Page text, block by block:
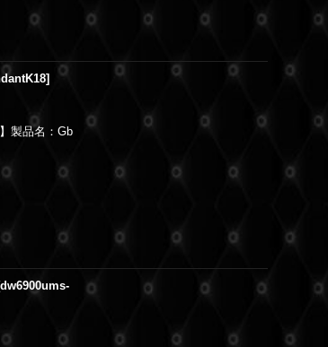
]
製品名：Gb
dw6900ums-